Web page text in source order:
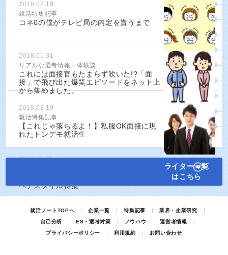
2018.02.19
就活特集記事
コネ0の僕がテレビ局の内定を貰うまで
2018.01.31
リアルな選考情報・体験談
これには面接官もたまらず吹いた!?「面
接」で飛び出た爆笑エピソードをネット上
から集めました。
2018.02.19
就活特集記事
【これじゃ落ちるよ！】私服OK面接に現
れたトンデモ就活生
2018.03.05
ヘアスタイル特集
ライター一覧
はこちら
就活ノートTOPへ 企業一覧 特集記事
業界・企業研究
自己分析
ES・選考対策 ノウハウ
運営者情報
プライバシーポリシー
利用規約 お問い合わせ